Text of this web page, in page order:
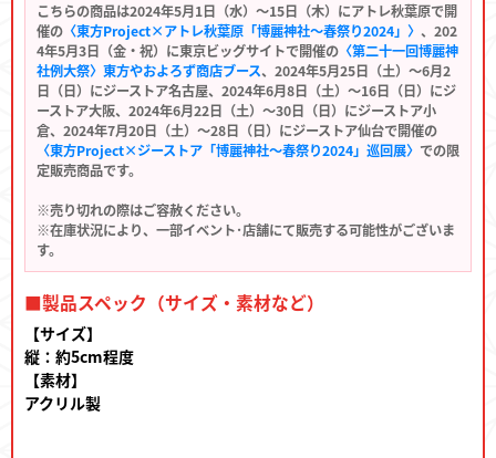
こちらの商品は2024年5月1日（水）～15日（木）にアトレ秋葉原で開
催の 〈東方Project×アトレ秋葉原「博麗神社～春祭り2024」〉 、202
4年5月3日（金・祝）に東京ビッグサイトで開催の 〈第二十一回博麗神
社例大祭〉東方やおよろず商店ブース、2024年5月25日（土）～6月2
日（日）にジーストア名古屋、2024年6月8日（土）～16日（日）にジ
ーストア大阪、2024年6月22日（土）～30日（日）にジーストア小
倉、2024年7月20日（土）～28日（日）にジーストア仙台で開催の
〈東方Project×ジーストア「博麗神社～春祭り2024」巡回展〉 での限
定販売商品です。
※売り切れの際はご容赦ください。
※在庫状況により、一部イベント･店舗にて販売する可能性がございま
す。
■製品スペック（サイズ・素材など）
【サイズ】
縦：約5cm程度
【素材】
アクリル製